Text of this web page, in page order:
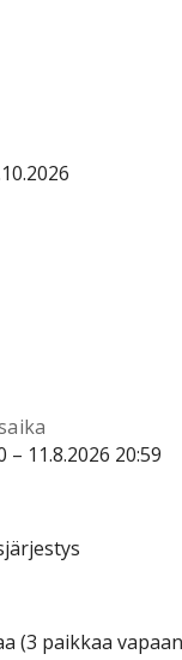
– 11.8.2026 20:59
(3 paikkaa